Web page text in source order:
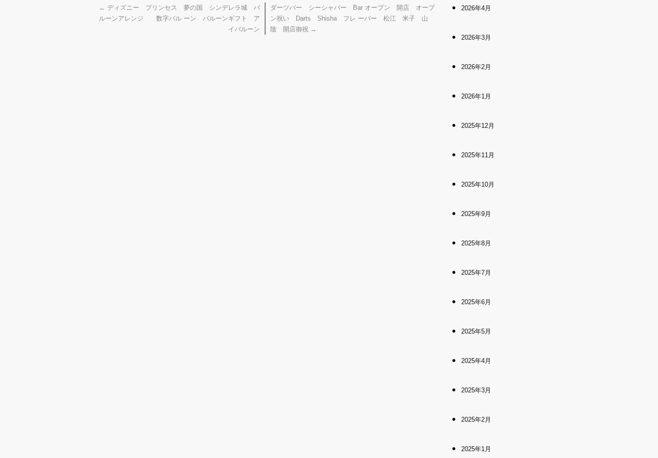
← ディズニー プリンセス 夢の国 シンデレラ城 バ
ルーンアレンジ 数字バル ーン バルーンギフト ア
イバルーン
ダーツバー シーシャバー Bar オープン 開店 オープ
ン祝い Darts Shisha フレ ーバー 松江 米子 山
陰 開店御祝 →
2026年4月
2026年3月
2026年2月
2026年1月
2025年12月
2025年11月
2025年10月
2025年9月
2025年8月
2025年7月
2025年6月
2025年5月
2025年4月
2025年3月
2025年2月
2025年1月